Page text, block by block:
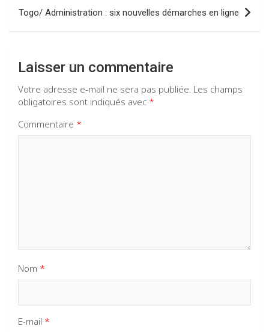
Togo/ Administration : six nouvelles démarches en ligne
Laisser un commentaire
Votre adresse e-mail ne sera pas publiée. Les champs
obligatoires sont indiqués avec *
Commentaire *
Nom *
E-mail *